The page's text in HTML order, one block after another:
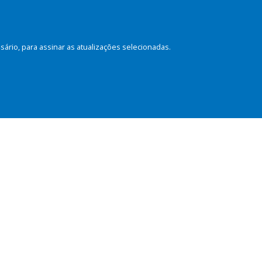
para assinar as atualizações selecionadas.